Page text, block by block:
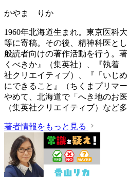
かやま りか
1960年北海道生まれ。東京医科
等に寄稿。その後、精神科医と
般読者向けの著作活動を行う。
くべきか』（集英社）、『執
社クリエイティブ）、『「いじ
にできること』（ちくまプリマ
やめて、北海道で「へき地のお
（集英社クリエイティブ）など多
著者情報をもっと見る